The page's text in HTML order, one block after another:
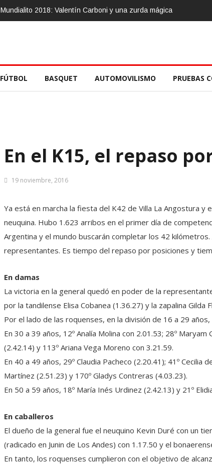
Mundialito 2018: Valentín Carboni y una zurda mágica
FÚTBOL BASQUET AUTOMOVILISMO PRUEBAS
En el K15, el repaso
19 noviembre, 2016
Ya está en marcha la fiesta del K42 de Villa La Angostura
neuquina. Hubo 1.623 arribos en el primer día de
Argentina y el mundo buscarán completar los 42
representantes. Es tiempo del repaso por posiciones y
En damas
La victoria en la general quedó en poder de la
por la tandilense Elisa Cobanea (1.36.27) y la zapalina Gilda
Por el lado de las roquenses, en la división de 16 a 29 años,
En 30 a 39 años, 12º Analía Molina con 2.01.53; 28º
(2.42.14) y 113º Ariana Vega Moreno con 3.21.59.
En 40 a 49 años, 29º Claudia Pacheco (2.20.41); 41º Cecilia
Martínez (2.51.23) y 170º Gladys Contreras (4.03.23).
En 50 a 59 años, 18º María Inés Urdinez (2.42.13) y 21º
En caballeros
El dueño de la general fue el neuquino Kevin Duré con un
(radicado en Junin de Los Andes) con 1.17.50 y el
En tanto, los roquenses cumplieron con el objetivo de